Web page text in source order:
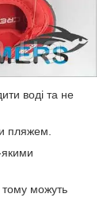
воді та не
пляжем.
якими
тому можуть